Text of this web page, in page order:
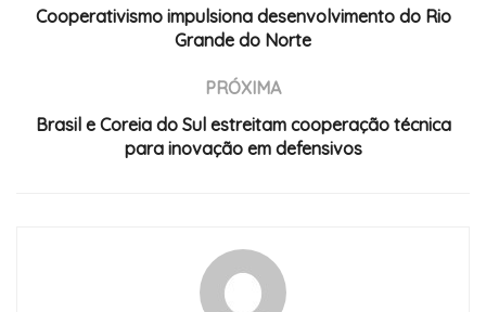
Cooperativismo impulsiona desenvolvimento do Rio
Grande do Norte
PRÓXIMA
Brasil e Coreia do Sul estreitam cooperação técnica
para inovação em defensivos